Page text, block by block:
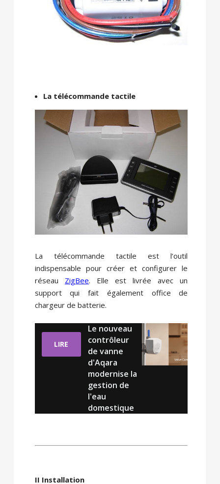
La télécommande tactile
La télécommande tactile est l’outil
indispensable pour créer et configurer le
réseau ZigBee. Elle est livrée avec un
support qui fait également office de
chargeur de batterie.
LIRE
Le nouveau
contrôleur
de vanne
d'Aqara
modernise la
gestion de
l'eau
domestique
II Installation